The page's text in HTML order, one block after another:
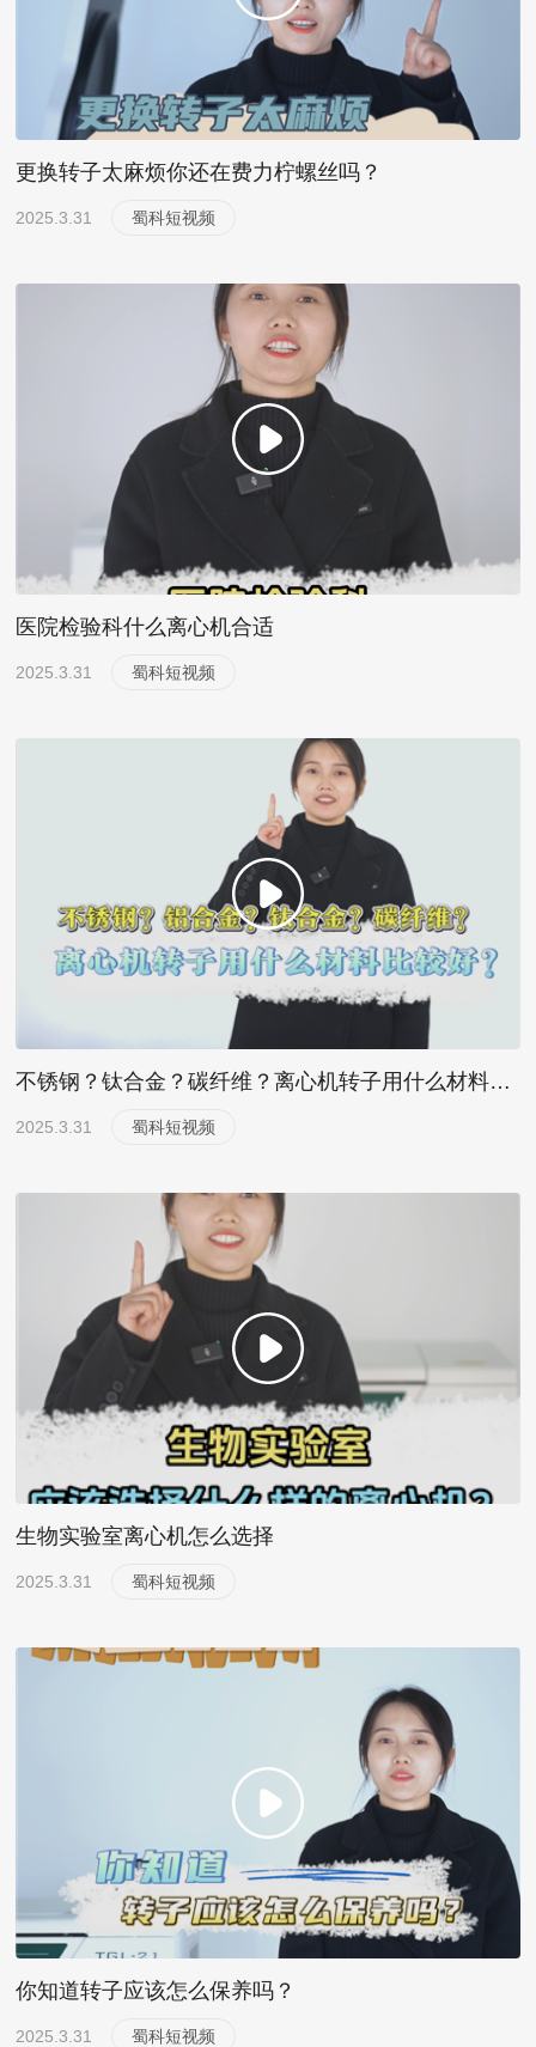
更换转子太麻烦你还在费力柠螺丝吗？
2025.3.31 蜀科短视频
医院检验科什么离心机合适
2025.3.31 蜀科短视频
不锈钢？钛合金？碳纤维？离心机转子用什么材料比较好？
2025.3.31 蜀科短视频
生物实验室离心机怎么选择
2025.3.31 蜀科短视频
你知道转子应该怎么保养吗？
2025.3.31 蜀科短视频